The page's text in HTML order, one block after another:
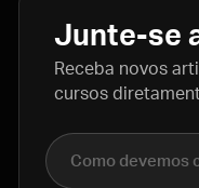
Junte-se
Receba novos
cursos
Nome completo